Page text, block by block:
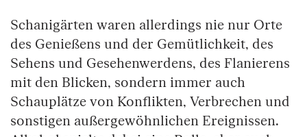
Schanigärten waren allerdings nie nur Orte
des Genießens und der Gemütlichkeit, des
Sehens und Gesehenwerdens, des Flanierens
mit den Blicken, sondern immer auch
Schauplätze von Konflikten, Verbrechen und
sonstigen außergewöhnlichen Ereignissen.